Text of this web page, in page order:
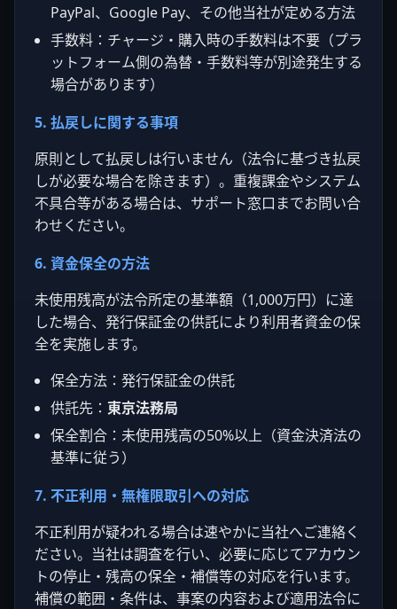
PayPal、Google Pay、その他当社が定める方法
手数料：チャージ・購入時の手数料は不要（プラ
ットフォーム側の為替・手数料等が別途発生する
場合があります）
5. 払戻しに関する事項
原則として払戻しは行いません（法令に基づき払戻
しが必要な場合を除きます）。重複課金やシステム
不具合等がある場合は、サポート窓口までお問い合
わせください。
6. 資金保全の方法
未使用残高が法令所定の基準額（1,000万円）に達
した場合、発行保証金の供託により利用者資金の保
全を実施します。
保全方法：発行保証金の供託
供託先： 東京法務局
保全割合：未使用残高の50%以上（資金決済法の
基準に従う）
7. 不正利用・無権限取引への対応
不正利用が疑われる場合は速やかに当社へご連絡く
ださい。当社は調査を行い、必要に応じてアカウン
トの停止・残高の保全・補償等の対応を行います。
補償の範囲・条件は、事案の内容および適用法令に